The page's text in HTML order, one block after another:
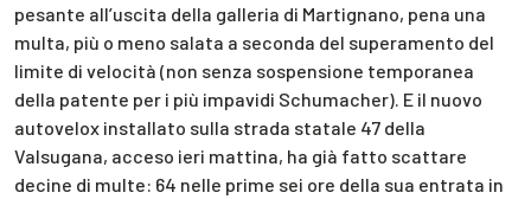
pesante all’uscita della galleria di Martignano, pena una
multa, più o meno salata a seconda del superamento del
limite di velocità (non senza sospensione temporanea
della patente per i più impavidi Schumacher). E il nuovo
autovelox installato sulla strada statale 47 della
Valsugana, acceso ieri mattina, ha già fatto scattare
decine di multe: 64 nelle prime sei ore della sua entrata in